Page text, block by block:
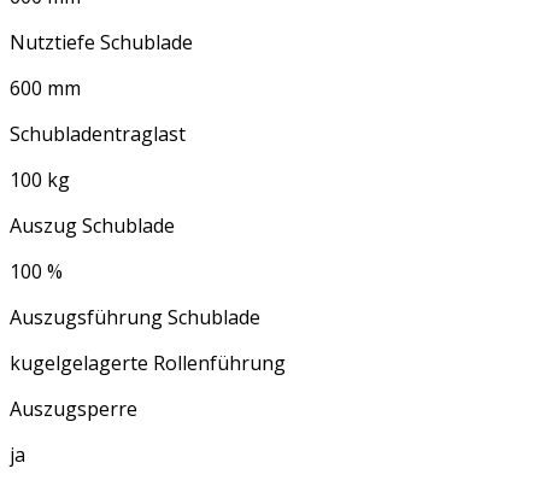
Nutztiefe Schublade
600 mm
Schubladentraglast
100 kg
Auszug Schublade
100 %
Auszugsführung Schublade
kugelgelagerte Rollenführung
Auszugsperre
ja